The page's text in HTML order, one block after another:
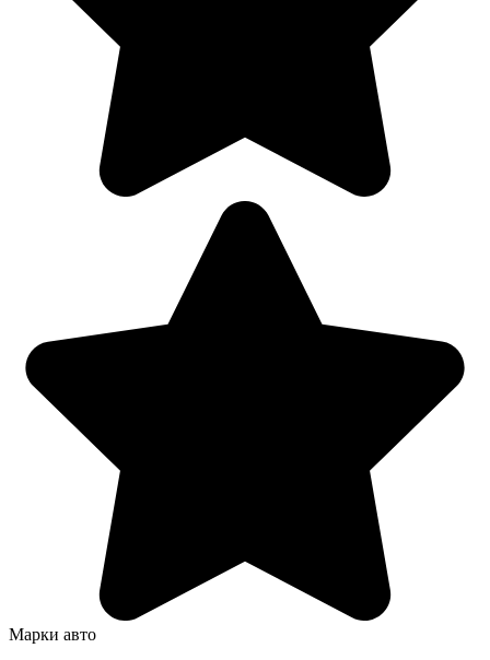
Марки авто